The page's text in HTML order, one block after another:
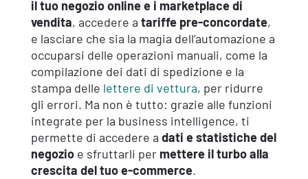
il tuo negozio online e i marketplace di
vendita, accedere a tariffe pre-concordate,
e lasciare che sia la magia dell’automazione a
occuparsi delle operazioni manuali, come la
compilazione dei dati di spedizione e la
stampa delle lettere di vettura, per ridurre
gli errori. Ma non è tutto: grazie alle funzioni
integrate per la business intelligence, ti
permette di accedere a dati e statistiche del
negozioe sfruttarli per mettere il turbo alla
crescita del tuo e-commerce.